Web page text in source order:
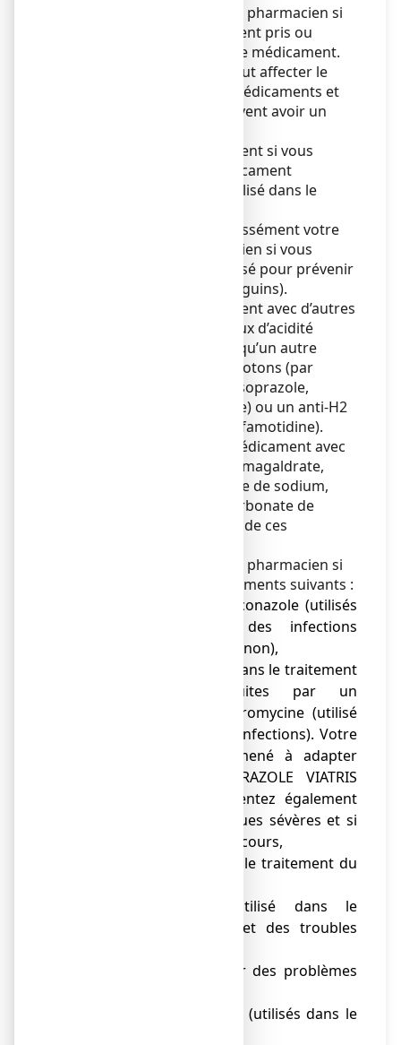
Informez votre médecin ou pharmacien si
vous prenez, avez récemment pris ou
pourriez prendre tout autre médicament.
En effet, ce médicament peut affecter le
fonctionnement d’autres médicaments et
certains médicaments peuvent avoir un
Ne prenez pas ce médicament si vous
prenez également un médicament
contenant du nelfinavir (utilisé dans le
Vous devez informer expressément votre
médecin ou votre pharmacien si vous
prenez du clopidogrel (utilisé pour prévenir
la formation de caillots sanguins).
Ne prenez pas ce médicament avec d’autres
médicaments limitant le taux d’acidité
produit par l’estomac, tels qu’un autre
inhibiteur de la pompe à protons (par
exemple pantoprazole, lansoprazole,
rabéprazole ou oméprazole) ou un anti-H2
(par exemple ranitidine ou famotidine).
Vous pouvez prendre ce médicament avec
un anti-acide (par exemple magaldrate,
acide alginique, bicarbonate de sodium,
hydroxyde d’aluminium, carbonate de
magnésium ou association de ces
Informez votre médecin ou pharmacien si
vous prenez un des médicaments suivants :
● kétoconazole et itraconazole (utilisés
dans le traitement des infections
induites par un champignon),
● voriconazole (utilisé dans le traitement
des infections induites par un
champignon) et clarithromycine (utilisé
dans le traitement des infections). Votre
médecin peut être amené à adapter
votre dose d’ESOMEPRAZOLE VIATRIS
CONSEIL si vous présentez également
des problèmes hépatiques sévères et si
vous êtes traité au long cours,
● erlotinib (utilisé dans le traitement du
● méthotrexate (utilisé dans le
traitement du cancer et des troubles
● digoxine (utilisé pour des problèmes
● atazanavir, saquinavir (utilisés dans le